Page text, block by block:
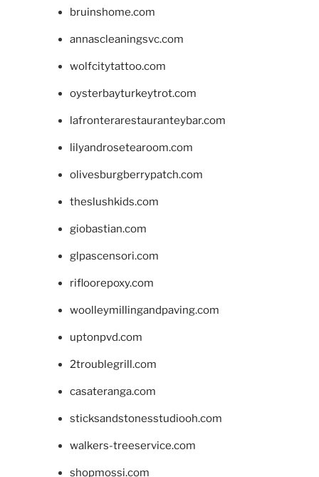
bruinshome.com
annascleaningsvc.com
wolfcitytattoo.com
oysterbayturkeytrot.com
lafronterarestauranteybar.com
lilyandrosetearoom.com
olivesburgberrypatch.com
theslushkids.com
giobastian.com
glpascensori.com
rifloorepoxy.com
woolleymillingandpaving.com
uptonpvd.com
2troublegrill.com
casateranga.com
sticksandstonesstudiooh.com
walkers-treeservice.com
shopmossi.com